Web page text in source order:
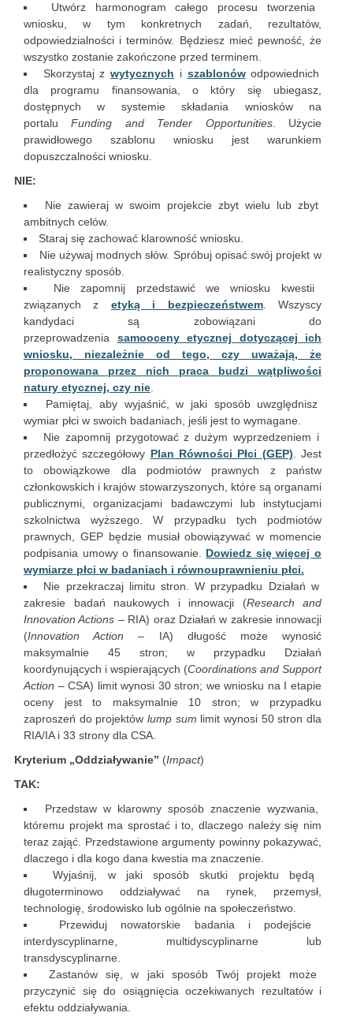
Utwórz harmonogram całego procesu tworzenia
wniosku, w tym konkretnych zadań, rezultatów,
odpowiedzialności i terminów. Będziesz mieć pewność, że
wszystko zostanie zakończone przed terminem.
Skorzystaj z wytycznych i szablonówodpowiednich
dla programu finansowania, o który się ubiegasz,
dostępnych w systemie składania wniosków na
portaluFunding and Tender Opportunities. Użycie
prawidłowego szablonu wniosku jest warunkiem
dopuszczalności wniosku.
NIE:
Nie zawieraj w swoim projekcie zbyt wielu lub zbyt
ambitnych celów.
Staraj się zachować klarowność wniosku.
Nie używaj modnych słów. Spróbuj opisać swój projekt w
realistyczny sposób.
Nie zapomnij przedstawić we wniosku kwestii
związanych z etyką i bezpieczeństwem. Wszyscy
kandydaci są zobowiązani do
przeprowadzenia samooceny etycznej dotyczącej ich
wniosku, niezależnie od tego, czy uważają, że
proponowana przez nich praca budzi wątpliwości
natury etycznej, czy nie.
Pamiętaj, aby wyjaśnić, w jaki sposób uwzględnisz
wymiar płci w swoich badaniach, jeśli jest to wymagane.
Nie zapomnij przygotować z dużym wyprzedzeniem i
przedłożyć szczegółowy Plan Równości Płci (GEP). Jest
to obowiązkowe dla podmiotów prawnych z państw
członkowskich i krajów stowarzyszonych, które są organami
publicznymi, organizacjami badawczymi lub instytucjami
szkolnictwa wyższego. W przypadku tych podmiotów
prawnych, GEP będzie musiał obowiązywać w momencie
podpisania umowy o finansowanie. Dowiedz się więcej o
wymiarze płci w badaniach i równouprawnieniu płci.
Nie przekraczaj limitu stron. W przypadku Działań w
zakresie badań naukowych i innowacji (Research and
Innovation Actions – RIA) oraz Działań w zakresie innowacji
(Innovation Action – IA) długość może wynosić
maksymalnie 45 stron; w przypadku Działań
koordynujących i wspierających (Coordinations and Support
Action – CSA) limit wynosi 30 stron; we wniosku na I etapie
oceny jest to maksymalnie 10 stron; w przypadku
zaproszeń do projektów lump sum limit wynosi 50 stron dla
RIA/IA i 33 strony dla CSA.
Kryterium „Oddziaływanie” (Impact)
TAK:
Przedstaw w klarowny sposób znaczenie wyzwania,
któremu projekt ma sprostać i to, dlaczego należy się nim
teraz zająć. Przedstawione argumenty powinny pokazywać,
dlaczego i dla kogo dana kwestia ma znaczenie.
Wyjaśnij, w jaki sposób skutki projektu będą
długoterminowo oddziaływać na rynek, przemysł,
technologię, środowisko lub ogólnie na społeczeństwo.
Przewiduj nowatorskie badania i podejście
interdyscyplinarne, multidyscyplinarne lub
transdyscyplinarne.
Zastanów się, w jaki sposób Twój projekt może
przyczynić się do osiągnięcia oczekiwanych rezultatów i
efektu oddziaływania.